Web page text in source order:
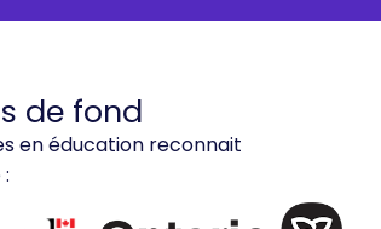
de fond
en éducation reconnait